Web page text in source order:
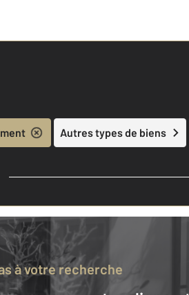
Autres types de biens
à votre recherche